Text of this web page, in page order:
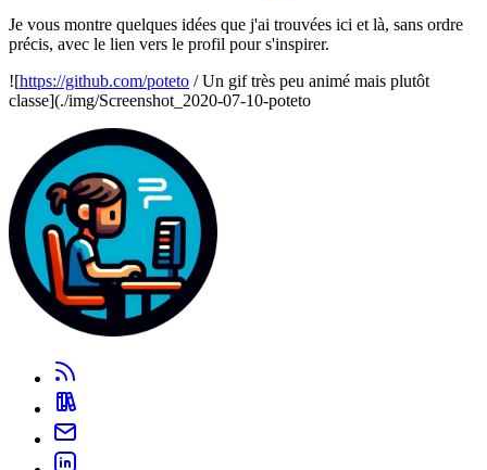
Je vous montre quelques idées que j'ai trouvées ici et là, sans ordre
précis, avec le lien vers le profil pour s'inspirer.
![https://github.com/poteto / Un gif très peu animé mais plutôt
classe](./img/Screenshot_2020-07-10-poteto